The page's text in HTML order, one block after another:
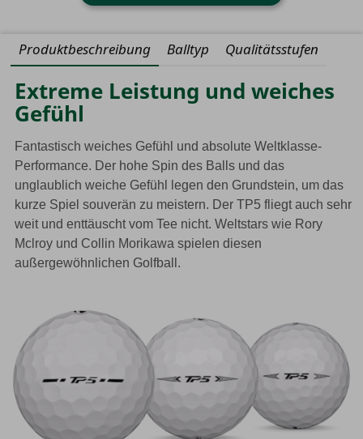
Produktbeschreibung Balltyp Qualitätsstufen
Extreme Leistung und weiches
Gefühl
Fantastisch weiches Gefühl und absolute Weltklasse-
Performance. Der hohe Spin des Balls und das
unglaublich weiche Gefühl legen den Grundstein, um das
kurze Spiel souverän zu meistern. Der TP5 fliegt auch sehr
weit und enttäuscht vom Tee nicht. Weltstars wie Rory
Mclroy und Collin Morikawa spielen diesen
außergewöhnlichen Golfball.